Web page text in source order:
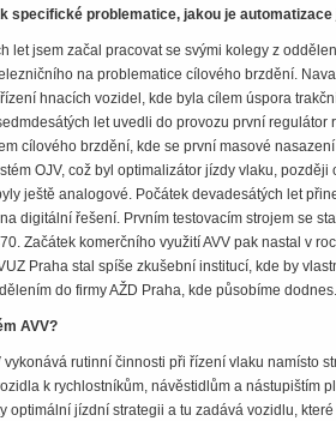
specifické problematice, jakou je automatizace
let jsem začal pracovat se svými kolegy z
na problematice cílového brzdění.
hnacích vozidel, kde byla cílem úspora
let uvedli do provozu první regulátor
cílového brzdění, kde se první masové
OJV, což byl optimalizátor jízdy vlaku,
ještě analogové. Počátek devadesátých let
digitální řešení. Prvním testovacím strojem se
Začátek komerčního využití AVV pak nastal v
Praha stal spíše zkušební institucí, kde by
do firmy AŽD Praha, kde působíme dodnes.
AVV?
vykonává rutinní činnosti při řízení vlaku namísto
k rychlostníkům, návěstidlům a nástupištím
optimální jízdní strategii a tu zadává vozidlu,